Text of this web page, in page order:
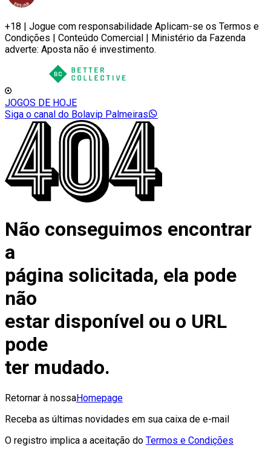
+18 | Jogue com responsabilidade Aplicam-se os Termos e
Condições | Conteúdo Comercial | Ministério da Fazenda
adverte: Aposta não é investimento.
JOGOS DE HOJE
Siga o canal do Bolavip Palmeiras
Não conseguimos encontrar
a
página solicitada, ela pode
não
estar disponível ou o URL
pode
ter mudado.
Retornar à nossaHomepage
Receba as últimas novidades em sua caixa de e-mail
O registro implica a aceitação do Termos e Condições